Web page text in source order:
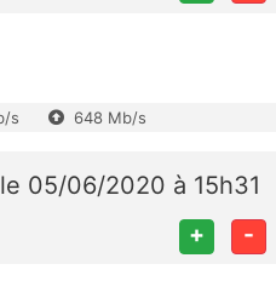
s 648 Mb/s
le 05/06/2020 à 15h31
+ -